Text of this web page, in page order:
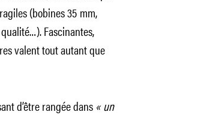
(bobines 35 mm,
Fascinantes,
valent tout autant que
d’être rangée dans « un